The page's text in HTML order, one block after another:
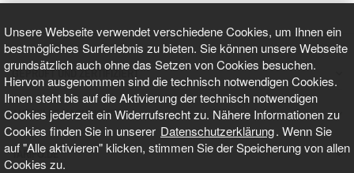
Unsere Webseite verwendet verschiedene Cookies, um Ihnen ein
bestmögliches Surferlebnis zu bieten. Sie können unsere Webseite
grundsätzlich auch ohne das Setzen von Cookies besuchen.
Hiervon ausgenommen sind die technisch notwendigen Cookies.
Ihnen steht bis auf die Aktivierung der technisch notwendigen
Cookies jederzeit ein Widerrufsrecht zu. Nähere Informationen zu
Cookies finden Sie in unserer Datenschutzerklärung. Wenn Sie
auf "Alle aktivieren" klicken, stimmen Sie der Speicherung von allen
Cookies zu.
GEPRÜFT UND ZERTIFIZIERT
AKTUELLE NACHRICHTEN
TARIFO.DE